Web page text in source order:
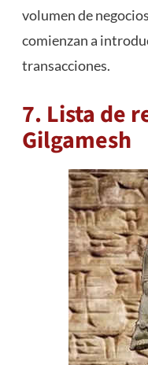
volumen de
comienzan a
transacciones.
7. Lista de
Gilgamesh